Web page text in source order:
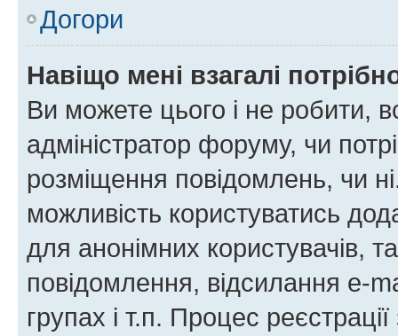
Догори
Навіщо мені взагалі
Ви можете цього і не робити,
адміністратор форуму, чи
розміщення повідомлень, чи
можливість користуватись
для анонімних користувачів,
повідомлення, відсилання e-
групах і т.п. Процес